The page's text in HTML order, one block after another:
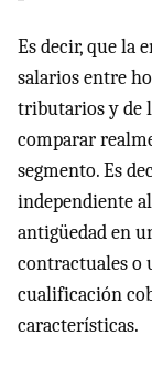
Es decir, que la
salarios entre
tributarios y de
comparar
segmento. Es
independiente
antigüedad en
contractuales o
cualificación
características.